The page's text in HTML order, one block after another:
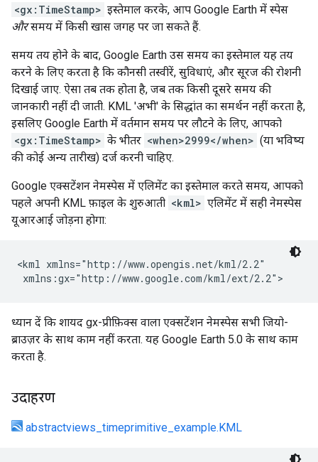
<gx:TimeStamp> इस्तेमाल करके, आप Google Earth में स्पेस
औरसमय में किसी खास जगह पर जा सकते हैं.
समय तय होने के बाद, Google Earth उस समय का इस्तेमाल यह तय
करने के लिए करता है कि कौनसी तस्वीरें, सुविधाएं, और सूरज की रोशनी
दिखाई जाए. ऐसा तब तक होता है, जब तक किसी दूसरे समय की
जानकारी नहीं दी जाती. KML 'अभी' के सिद्धांत का समर्थन नहीं करता है,
इसलिए Google Earth में वर्तमान समय पर लौटने के लिए, आपको
<gx:TimeStamp> के भीतर <when>2999</when> (या भविष्य
की कोई अन्य तारीख) दर्ज करनी चाहिए.
Google एक्सटेंशन नेमस्पेस में एलिमेंट का इस्तेमाल करते समय, आपको
पहले अपनी KML फ़ाइल के शुरुआती <kml> एलिमेंट में सही नेमस्पेस
यूआरआई जोड़ना होगा:
<kml xmlns="http://www.opengis.net/kml/2.2"
xmlns:gx="http://www.google.com/kml/ext/2.2">
ध्यान दें कि शायद gx-प्रीफ़िक्स वाला एक्सटेंशन नेमस्पेस सभी जियो-
ब्राउज़र के साथ काम नहीं करता. यह Google Earth 5.0 के साथ काम
करता है.
उदाहरण
abstractviews_timeprimitive_example.KML